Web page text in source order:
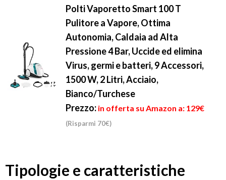
Polti Vaporetto Smart 100 T
Pulitore a Vapore, Ottima
Autonomia, Caldaia ad Alta
Pressione 4 Bar, Uccide ed elimina
Virus, germi e batteri, 9 Accessori,
1500 W, 2 Litri, Acciaio,
Bianco/Turchese
Prezzo: in offerta su Amazon a: 129€
(Risparmi 70€)
Tipologie e caratteristiche